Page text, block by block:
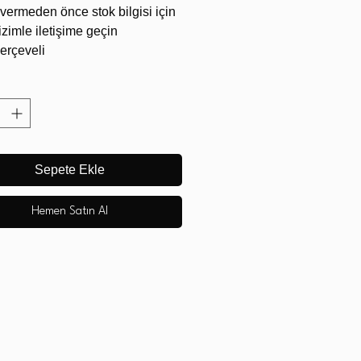
önce stok bilgisi için
iletişime geçin
tekne aydınlatma
Sepete Ekle
Hemen Satın Al